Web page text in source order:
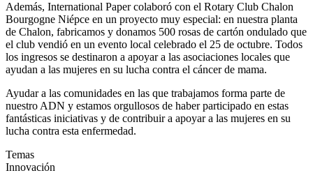
Además, International Paper colaboró con el Rotary Club Chalon
Bourgogne Niépce en un proyecto muy especial: en nuestra planta
de Chalon, fabricamos y donamos 500 rosas de cartón ondulado que
el club vendió en un evento local celebrado el 25 de octubre. Todos
los ingresos se destinaron a apoyar a las asociaciones locales que
ayudan a las mujeres en su lucha contra el cáncer de mama.
Ayudar a las comunidades en las que trabajamos forma parte de
nuestro ADN y estamos orgullosos de haber participado en estas
fantásticas iniciativas y de contribuir a apoyar a las mujeres en su
lucha contra esta enfermedad.
Temas
Innovación